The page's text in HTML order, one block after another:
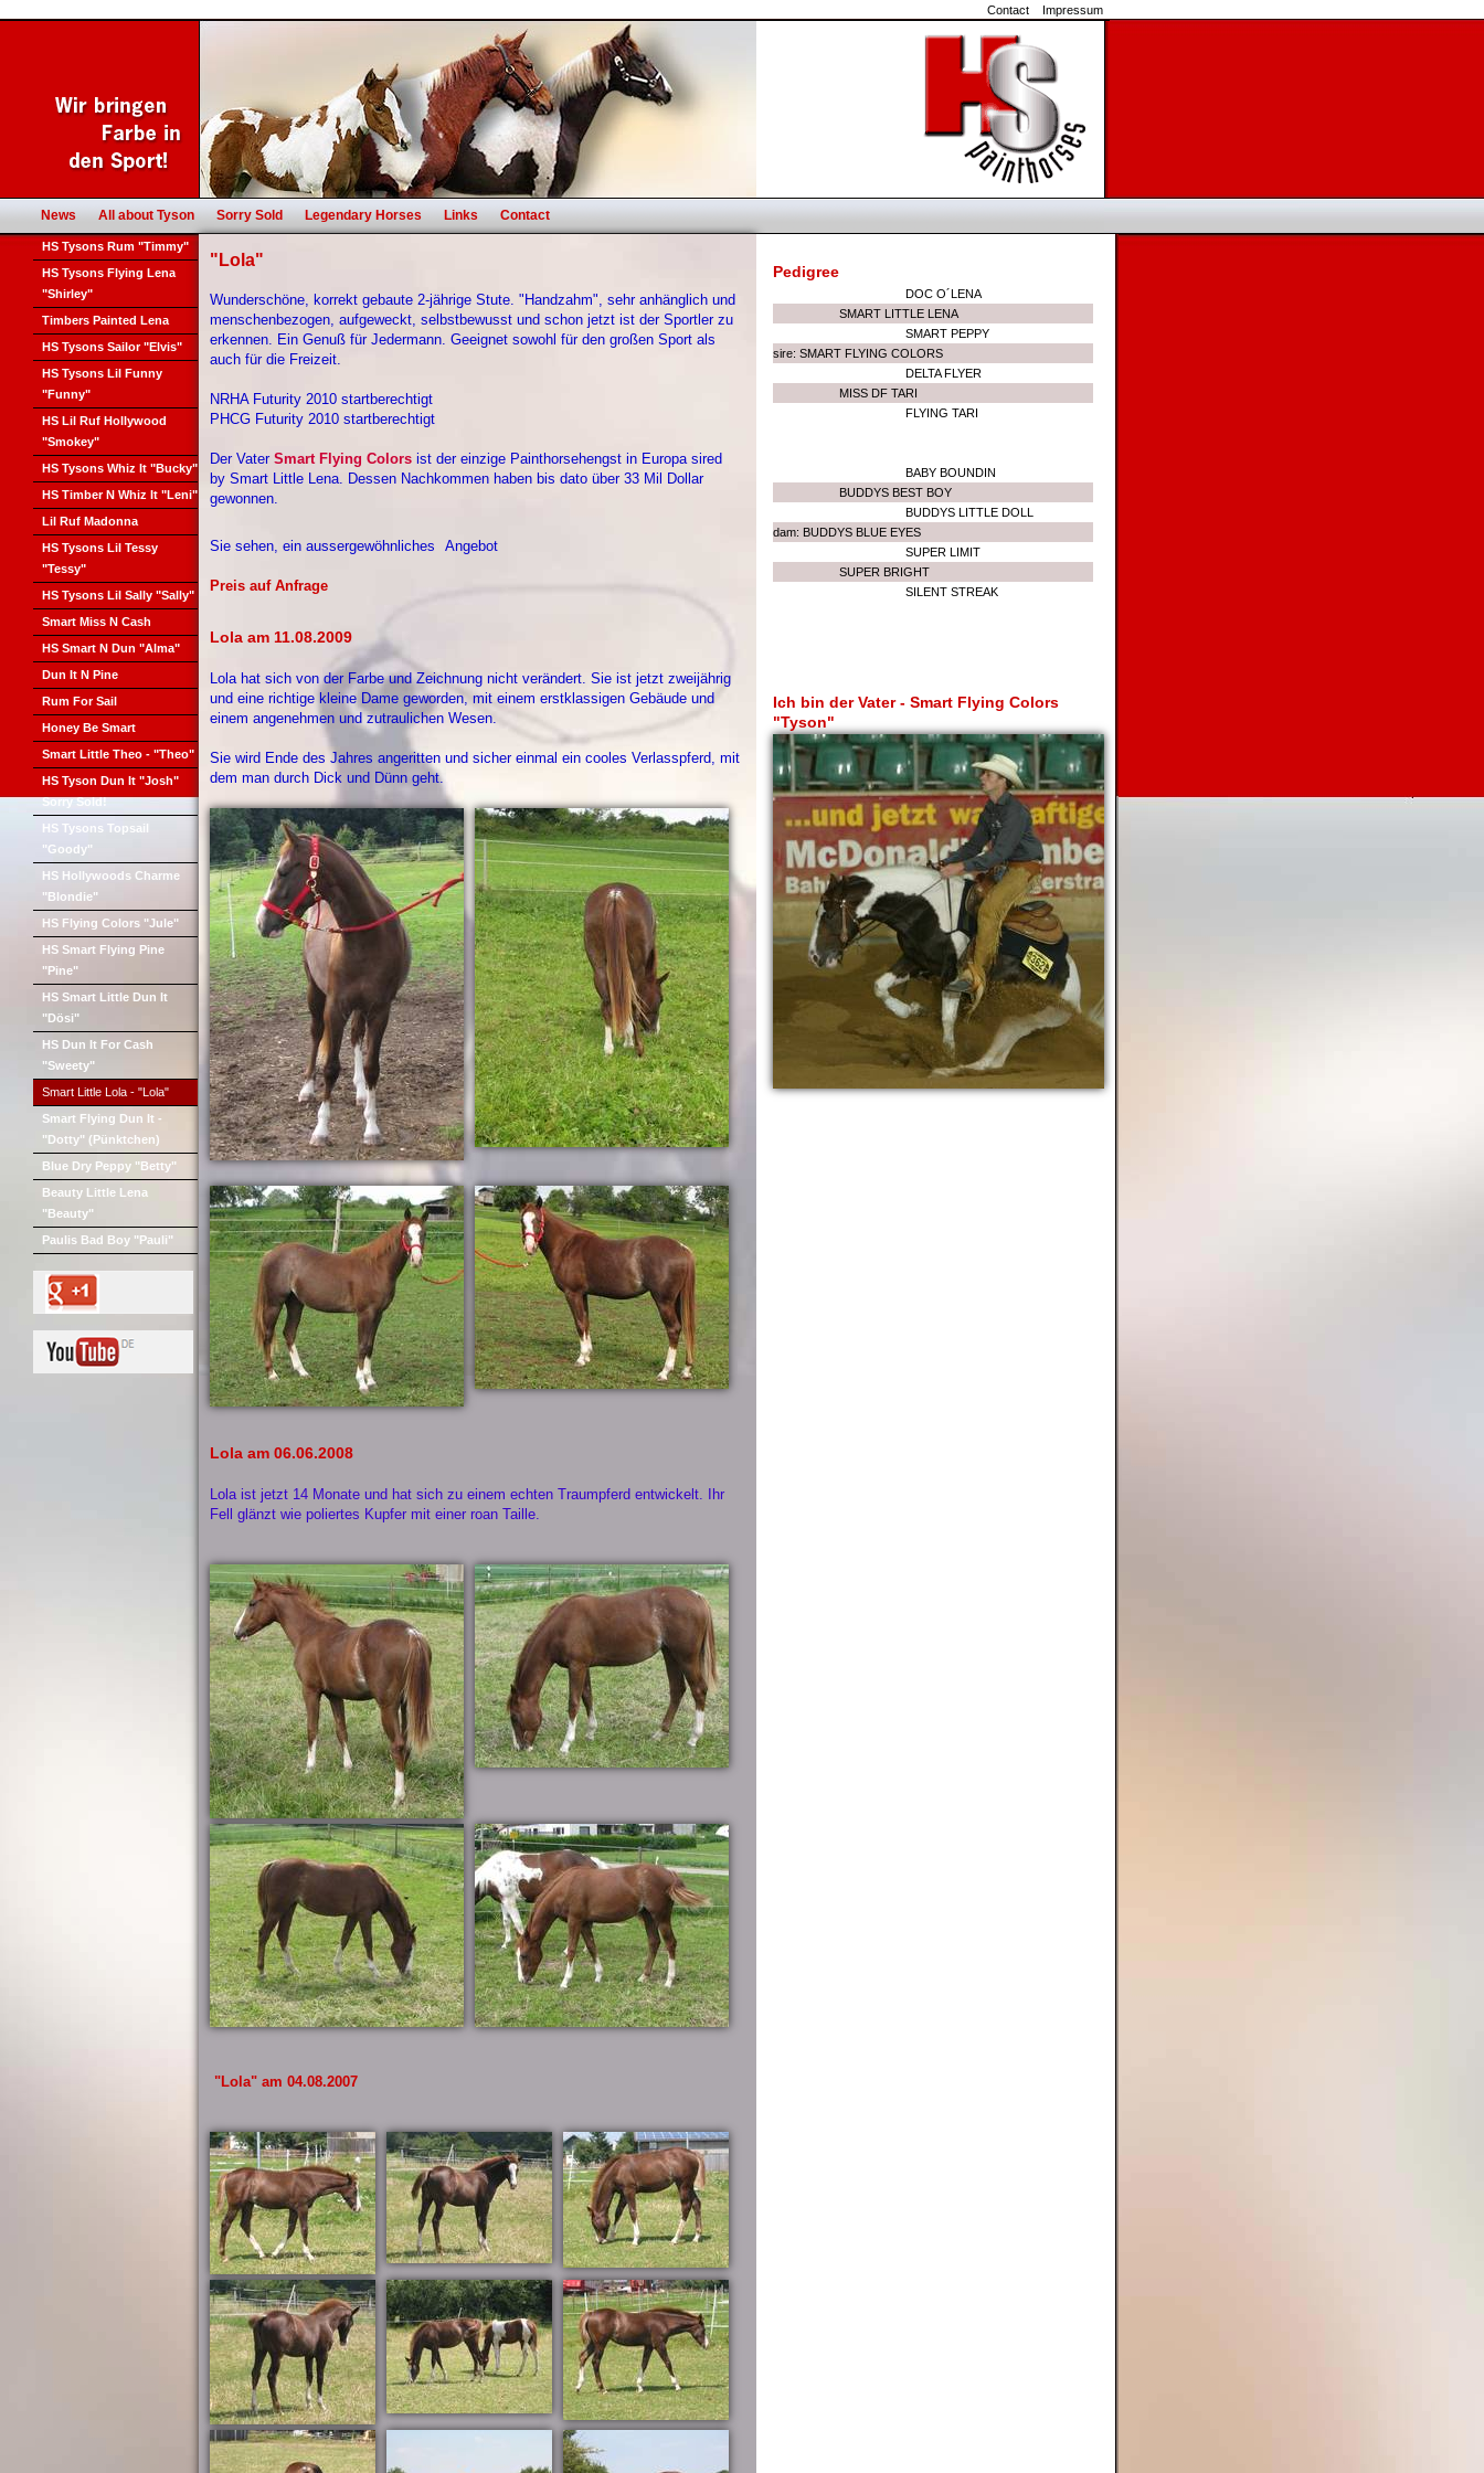
Contact Impressum
News All about Tyson Sorry Sold Legendary Horses Links Contact
HS Tysons Rum "Timmy"
HS Tysons Flying Lena
"Shirley"
Timbers Painted Lena
HS Tysons Sailor "Elvis"
HS Tysons Lil Funny
"Funny"
HS Lil Ruf Hollywood
"Smokey"
HS Tysons Whiz It "Bucky"
HS Timber N Whiz It "Leni"
Lil Ruf Madonna
HS Tysons Lil Tessy
"Tessy"
HS Tysons Lil Sally "Sally"
Smart Miss N Cash
HS Smart N Dun "Alma"
Dun It N Pine
Rum For Sail
Honey Be Smart
Smart Little Theo - "Theo"
HS Tyson Dun It "Josh"
Sorry Sold!
HS Tysons Topsail
"Goody"
HS Hollywoods Charme
"Blondie"
HS Flying Colors "Jule"
HS Smart Flying Pine
"Pine"
HS Smart Little Dun It
"Dösi"
HS Dun It For Cash
"Sweety"
Smart Little Lola - "Lola"
Smart Flying Dun It -
"Dotty" (Pünktchen)
Blue Dry Peppy "Betty"
Beauty Little Lena
"Beauty"
Paulis Bad Boy "Pauli"
"Lola"
Wunderschöne, korrekt gebaute 2-jährige Stute. "Handzahm", sehr anhänglich und
menschenbezogen, aufgeweckt, selbstbewusst und schon jetzt ist der Sportler zu
erkennen. Ein Genuß für Jedermann. Geeignet sowohl für den großen Sport als
auch für die Freizeit.
NRHA Futurity 2010 startberechtigt
PHCG Futurity 2010 startberechtigt
Der Vater Smart Flying Colors ist der einzige Painthorsehengst in Europa sired
by Smart Little Lena. Dessen Nachkommen haben bis dato über 33 Mil Dollar
gewonnen.
Sie sehen, ein aussergewöhnliches Angebot
Preis auf Anfrage
Lola am 11.08.2009
Lola hat sich von der Farbe und Zeichnung nicht verändert. Sie ist jetzt zweijährig
und eine richtige kleine Dame geworden, mit einem erstklassigen Gebäude und
einem angenehmen und zutraulichen Wesen.
Sie wird Ende des Jahres angeritten und sicher einmal ein cooles Verlasspferd, mit
dem man durch Dick und Dünn geht.
Lola am 06.06.2008
Lola ist jetzt 14 Monate und hat sich zu einem echten Traumpferd entwickelt. Ihr
Fell glänzt wie poliertes Kupfer mit einer roan Taille.
"Lola" am 04.08.2007
Pedigree
DOC O´LENA
SMART LITTLE LENA
SMART PEPPY
sire: SMART FLYING COLORS
DELTA FLYER
MISS DF TARI
FLYING TARI
BABY BOUNDIN
BUDDYS BEST BOY
BUDDYS LITTLE DOLL
dam: BUDDYS BLUE EYES
SUPER LIMIT
SUPER BRIGHT
SILENT STREAK
Ich bin der Vater - Smart Flying Colors
"Tyson"